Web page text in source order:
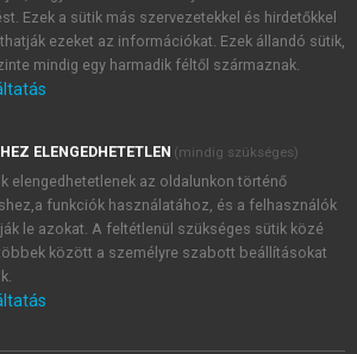
a MeRSZ újdonságairól, akcióiról.
az Akadémiai Kiadó Zrt. újdonságairól,
tájékoztatóbanfoglaltakat tudomásul
feltételeket, valamint a szotar.netés a
licencszerződéseiben foglaltakat
és elfogadom.
KIPRÓBÁLOM
Ezek a sütik más szervezetekkel és hirdetőkkel
ezeket az információkat. Ezek állandó sütik,
mindig egy harmadik féltől származnak.
ELENGEDHETETLEN (mindig szükséges)
elengedhetetlenek az oldalunkon történő
funkciók használatához, és a felhasználók
le azokat. A feltétlenül szükséges sütik közé
között a személyre szabott beállításokat